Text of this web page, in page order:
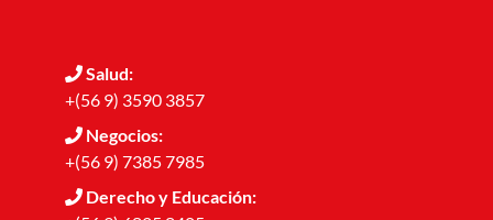
Salud:
+(56 9) 3590 3857
Negocios:
+(56 9) 7385 7985
Derecho y Educación: